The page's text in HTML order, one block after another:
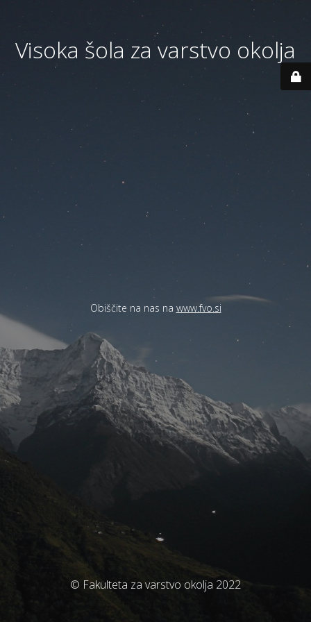
Visoka šola za varstvo okolja
Obiščite na nas na www.fvo.si
© Fakulteta za varstvo okolja 2022